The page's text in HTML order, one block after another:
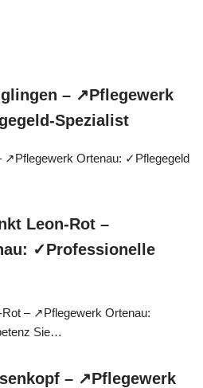
– ↗️Pflegewerk
Spezialist
↗️Pflegewerk Ortenau: ✓Pflegegeld
Leon-Rot –
✓Professionelle
– ↗️Pflegewerk Ortenau:
Sie…
– ↗️Pflegewerk